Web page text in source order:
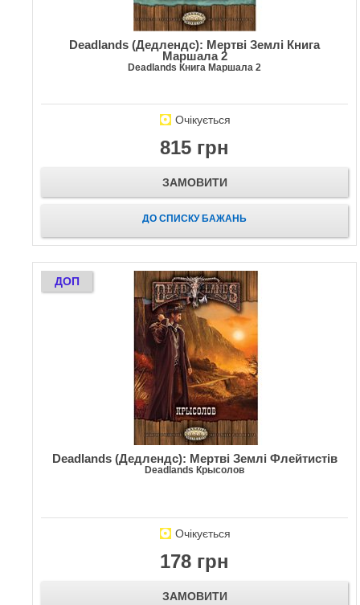
Deadlands (Дедлендс): Мертві Землі Книга
Маршала 2
Deadlands Книга Маршала 2
Очікується
815 грн
ЗАМОВИТИ
ДО СПИСКУ БАЖАНЬ
ДОП
Deadlands (Дедлендс): Мертві Землі Флейтистів
Deadlands Крысолов
Очікується
178 грн
ЗАМОВИТИ